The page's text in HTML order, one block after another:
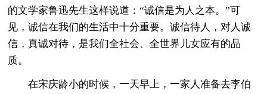
的文学家鲁迅先生这样说道：“诚信是为人之本。”可
见，诚信在我们的生活中十分重要。诚信待人，对人诚
信，真诚对待，是我们全社会、全世界儿女应有的品
质。
在宋庆龄小的时候，一天早上，一家人准备去李伯